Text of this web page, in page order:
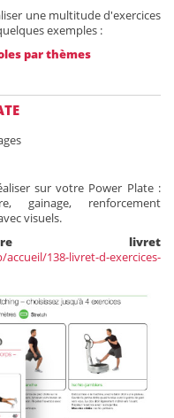
une multitude d'exercices
exemples :
par thèmes
sur votre Power Plate :
gainage, renforcement
visuels.
livret
138-livret-d-exercices-